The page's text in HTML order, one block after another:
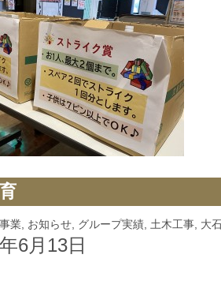
業 お知らせ グループ実績 土木工事 大
6月13日